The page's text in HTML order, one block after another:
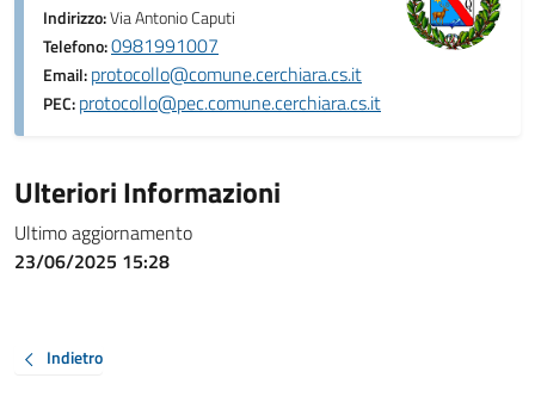
Indirizzo:Via Antonio Caputi
Telefono:0981991007
Email:protocollo@comune.cerchiara.cs.it
PEC:protocollo@pec.comune.cerchiara.cs.it
Ulteriori Informazioni
Ultimo aggiornamento
23/06/2025 15:28
Indietro